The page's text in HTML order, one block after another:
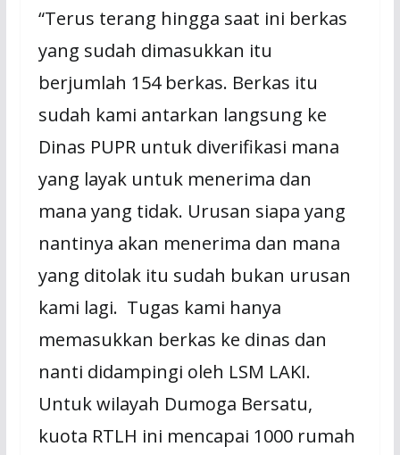
“Terus terang hingga saat ini berkas
yang sudah dimasukkan itu
berjumlah 154 berkas. Berkas itu
sudah kami antarkan langsung ke
Dinas PUPR untuk diverifikasi mana
yang layak untuk menerima dan
mana yang tidak. Urusan siapa yang
nantinya akan menerima dan mana
yang ditolak itu sudah bukan urusan
kami lagi. Tugas kami hanya
memasukkan berkas ke dinas dan
nanti didampingi oleh LSM LAKI.
Untuk wilayah Dumoga Bersatu,
kuota RTLH ini mencapai 1000 rumah